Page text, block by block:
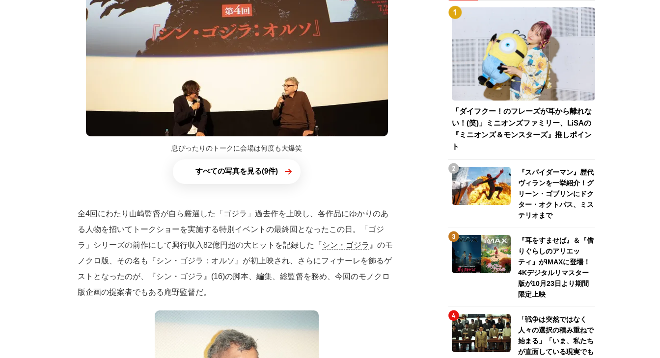
息ぴったりのトークに会場は何度も大爆笑
すべての写真を見る(9件)
全4回にわたり山崎監督が自ら厳選した「ゴジラ」過去作を上映し、各作品にゆかりのあ
る人物を招いてトークショーを実施する特別イベントの最終回となったこの日。「ゴジ
ラ」シリーズの前作にして興行収入82億円超の大ヒットを記録した『シン・ゴジラ 』のモ
ノクロ版、その名も『シン・ゴジラ：オルソ』が初上映され、さらにフィナーレを飾るゲ
ストとなったのが、『シン・ゴジラ』(16)の脚本、編集、総監督を務め、今回のモノクロ
版企画の提案者でもある庵野監督だ。
「ダイフクー！のフレーズが耳から離れな
い！(笑)」ミニオンズファミリー、LiSAの
『ミニオンズ＆モンスターズ』推しポイン
ト
『スパイダーマン』歴代
ヴィランを一挙紹介！グ
リーン・ゴブリンにドク
ター・オクトパス、ミス
テリオまで
『耳をすませば』＆『借
りぐらしのアリエッ
ティ』がIMAXに登場！
4Kデジタルリマスター
版が10月23日より期間
限定上映
「戦争は突然ではなく
人々の選択の積み重ねで
始まる」「いま、私たち
が直面している現実でも